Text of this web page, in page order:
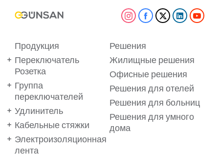
Продукция
Переключатель
Розетка
Группа
переключателей
Удлинитель
Кабельные стяжки
Электроизоляционная
лента
Решения
Жилищные решения
Офисные решения
Решения для отелей
Решения для больниц
Решения для умного
дома